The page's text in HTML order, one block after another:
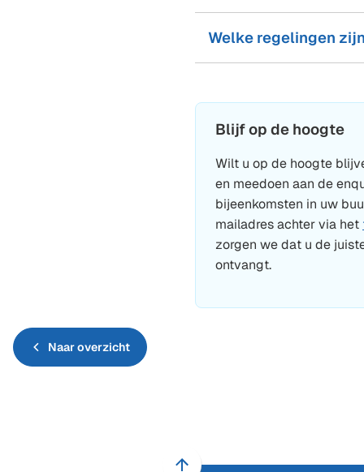
Welke regelingen
Blijf op de hoogte
Wilt u op de hoogte
en meedoen aan de
bijeenkomsten in uw
mailadres achter via het
zorgen we dat u de
ontvangt.
Naar overzicht